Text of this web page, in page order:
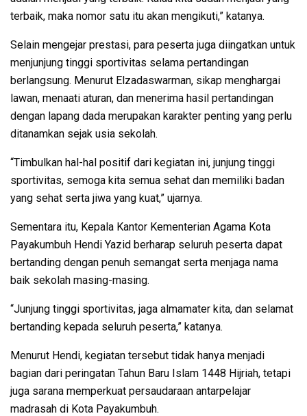
terbaik, maka nomor satu itu akan mengikuti,” katanya.
Selain mengejar prestasi, para peserta juga diingatkan untuk
menjunjung tinggi sportivitas selama pertandingan
berlangsung. Menurut Elzadaswarman, sikap menghargai
lawan, menaati aturan, dan menerima hasil pertandingan
dengan lapang dada merupakan karakter penting yang perlu
ditanamkan sejak usia sekolah.
“Timbulkan hal-hal positif dari kegiatan ini, junjung tinggi
sportivitas, semoga kita semua sehat dan memiliki badan
yang sehat serta jiwa yang kuat,” ujarnya.
Sementara itu, Kepala Kantor Kementerian Agama Kota
Payakumbuh Hendi Yazid berharap seluruh peserta dapat
bertanding dengan penuh semangat serta menjaga nama
baik sekolah masing-masing.
“Junjung tinggi sportivitas, jaga almamater kita, dan selamat
bertanding kepada seluruh peserta,” katanya.
Menurut Hendi, kegiatan tersebut tidak hanya menjadi
bagian dari peringatan Tahun Baru Islam 1448 Hijriah, tetapi
juga sarana memperkuat persaudaraan antarpelajar
madrasah di Kota Payakumbuh.